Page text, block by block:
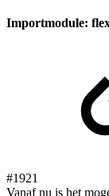
Importmodule:
#1921
Vanaf nu is het